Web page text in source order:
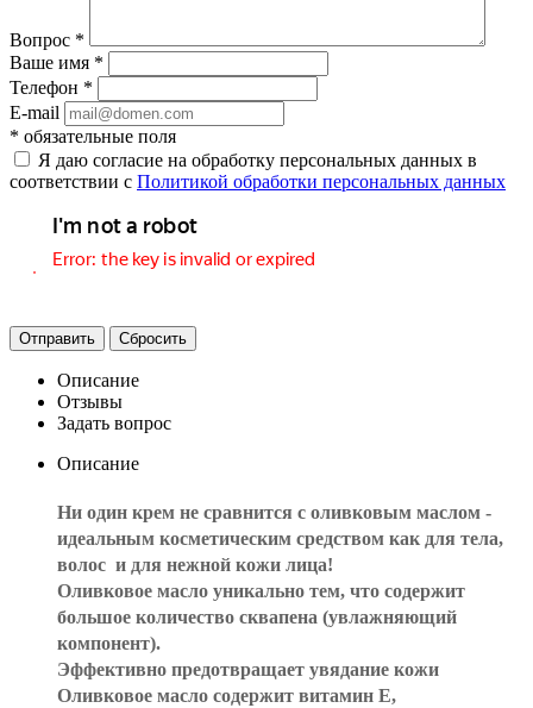
Вопрос *
Ваше имя *
Телефон *
E-mail
* обязательные поля
Я даю согласие на обработку персональных данных в
соответствии с Политикой обработки персональных данных
Отправить Сбросить
Описание
Отзывы
Задать вопрос
Описание
Ни один крем не сравнится с оливковым маслом -
идеальным косметическим средством как для тела,
волос и для нежной кожи лица!
Оливковое масло уникально тем, что содержит
большое количество сквапена (увлажняющий
компонент).
Эффективно предотвращает увядание кожи
Оливковое масло содержит витамин Е,